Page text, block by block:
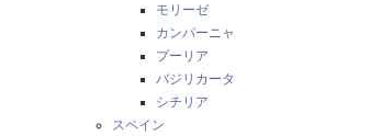
モリーゼ
カンパーニャ
プーリア
バジリカータ
シチリア
スペイン